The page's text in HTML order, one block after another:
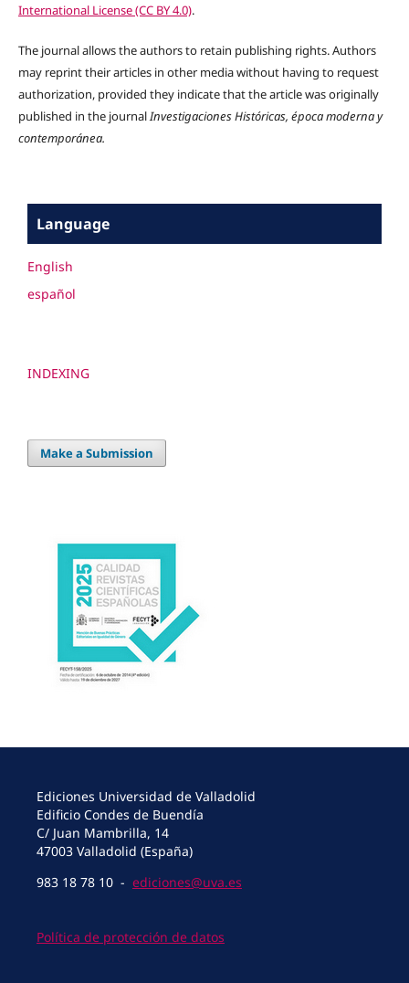
International License (CC BY 4.0).
The journal allows the authors to retain publishing rights. Authors
may reprint their articles in other media without having to request
authorization, provided they indicate that the article was originally
published in the journalInvestigaciones Históricas, época moderna y
contemporánea.
Language
English
español
INDEXING
Make a Submission
Ediciones Universidad de Valladolid
Edificio Condes de Buendía
C/ Juan Mambrilla, 14
47003 Valladolid (España)
983 18 78 10 - ediciones@uva.es
Política de protección de datos